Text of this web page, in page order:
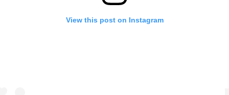
View this post on Instagram